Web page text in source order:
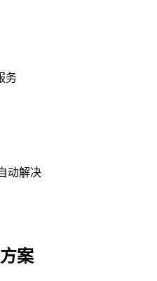
务
动解决
案